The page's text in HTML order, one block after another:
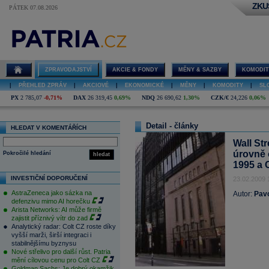
PÁTEK 07.08.2026
ZPRAVODAJSTVÍ AKCIE & FONDY MĚNY & SAZBY
PŘEHLED ZPRÁV AKCIOVÉ EKONOMICKÉ MĚNY KOMODITY
PX 2 785,07 -0,71% DAX 26 319,45 0,69% NDQ 26 690,62 1,30% CZK/€ 24,226 0,06%
HLEDAT V KOMENTÁŘÍCH
hledat
Pokročilé hledání
INVESTIČNÍ DOPORUČENÍ
AstraZeneca jako sázka na
defenzivu mimo AI horečku
Arista Networks: AI může firmě
zajistit příznivý vítr do zad
Analytický radar: Colt CZ roste díky
vyšší marži, širší integraci i
stabilnějšímu byznysu
Nové střelivo pro další růst. Patria
mění cílovou cenu pro Colt CZ
Detail - články
Wall
úrovně
1995 a
23.02.2009
Autor: